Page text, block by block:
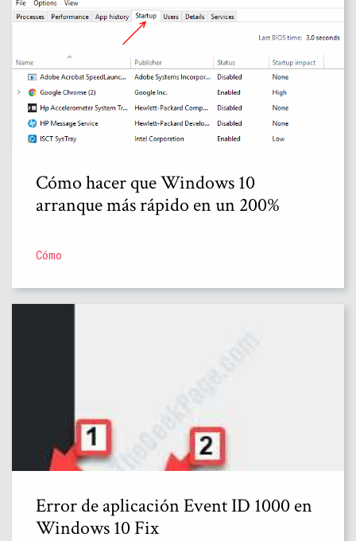
Cómo hacer que Windows 10
arranque más rápido en un 200%
Cómo
Error de aplicación Event ID 1000 en
Windows 10 Fix